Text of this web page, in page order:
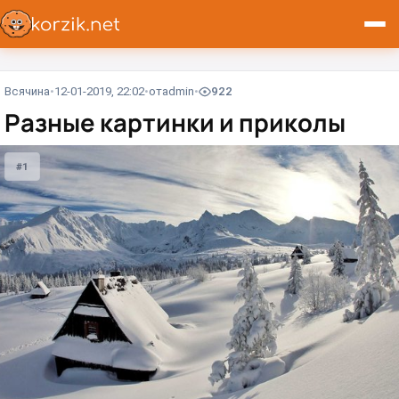
Всячина 12-01-2019, 22:02 отadmin 922
Разные картинки и приколы
#1